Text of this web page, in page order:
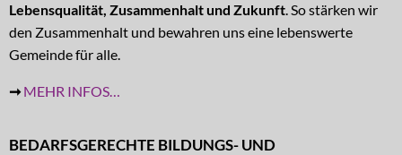
Lebensqualität, Zusammenhalt und Zukunft. So stärken wir
den Zusammenhalt und bewahren uns eine lebenswerte
Gemeinde für alle.
➞MEHR INFOS…
BEDARFSGERECHTE BILDUNGS- UND